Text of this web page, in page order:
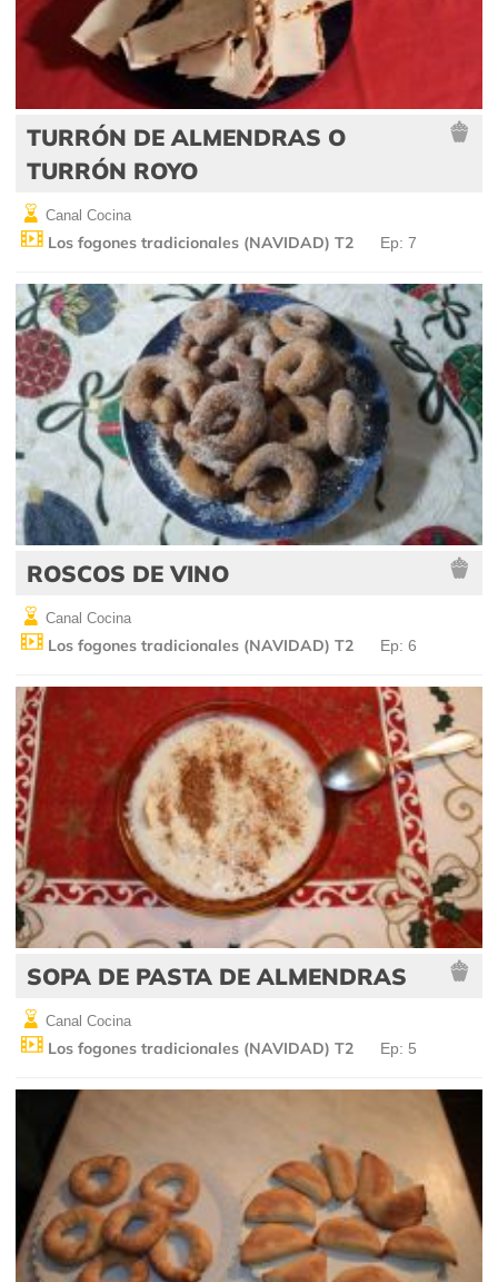
TURRÓN DE ALMENDRAS O
TURRÓN ROYO
Canal Cocina
Los fogones tradicionales (NAVIDAD) T2 Ep: 7
ROSCOS DE VINO
Canal Cocina
Los fogones tradicionales (NAVIDAD) T2 Ep: 6
SOPA DE PASTA DE ALMENDRAS
Canal Cocina
Los fogones tradicionales (NAVIDAD) T2 Ep: 5